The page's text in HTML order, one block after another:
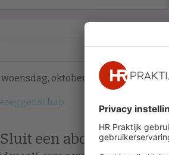
oktober 17, 2018 - 15:27
Sluit een abonnement af